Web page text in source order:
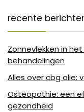
recente
Zonnevlekken in
behandelingen
Alles over cbg olie:
Osteopathie: een
gezondheid